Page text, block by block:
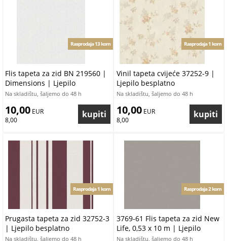
Flis tapeta za zid BN 219560 |
Dimensions | Ljepilo
besplatno
Rasprodaja 13 kom
Na skladištu, šaljemo do 48 h
10,00 EUR
8,00
Vinil tapeta cvijeće 37252-9 |
Ljepilo besplatno
Rasprodaja 1 kom
Na skladištu, šaljemo do 48 h
10,00 EUR
8,00
Prugasta tapeta za zid 32752-3
| Ljepilo besplatno
Rasprodaja 1 kom
Na skladištu, šaljemo do 48 h
3769-61 Flis tapeta za zid New
Life, 0,53 x 10 m | Ljepilo
besplatno
Rasprodaja 2 kom
Na skladištu, šaljemo do 48 h